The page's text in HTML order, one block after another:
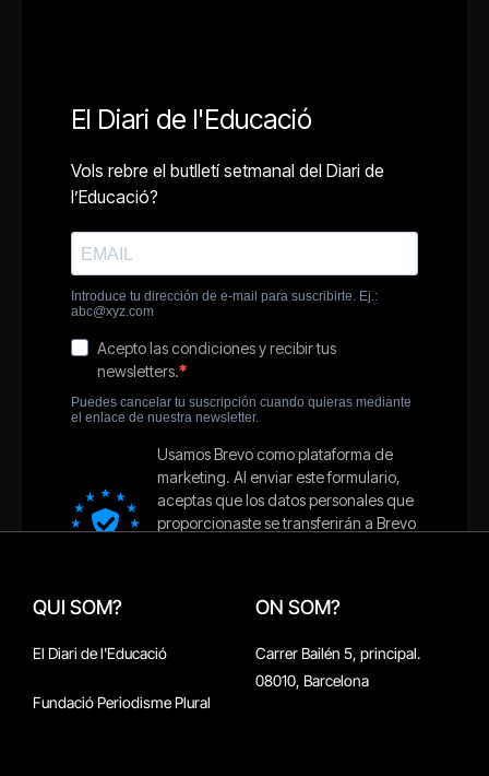
QUI SOM?
El Diari de l'Educació
Fundació Periodisme Plural
ON SOM?
Carrer Bailén 5, principal.
08010, Barcelona